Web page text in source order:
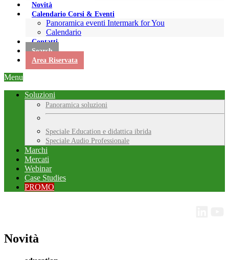
Novità
Calendario Corsi & Eventi
Panoramica eventi Intermark for You
Calendario
Contatti
Search
Area Riservata
Menu
Soluzioni
Panoramica soluzioni
Speciale Education e didattica ibrida
Speciale Audio Professionale
Marchi
Mercati
Webinar
Case Studies
PROMO
Novità